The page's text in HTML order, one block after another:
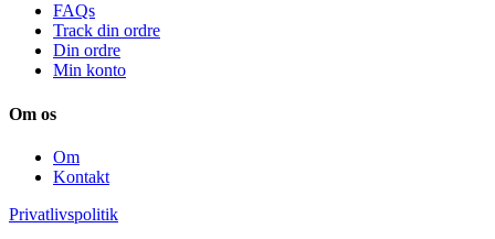
FAQs
Track din ordre
Din ordre
Min konto
Om os
Om
Kontakt
Privatlivspolitik